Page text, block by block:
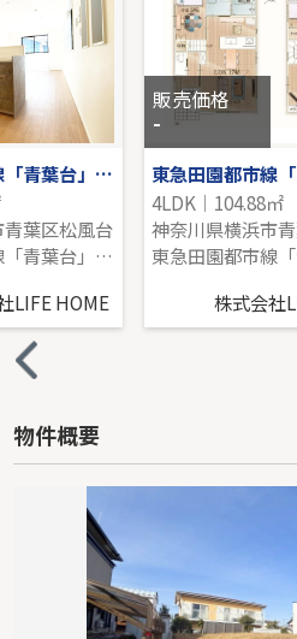
-｜3LDK
販売
東急田園都市線「青葉台」新築分譲
葉区松風台
東急田園都市線「青葉台」駅 徒歩17分
LIFE HOME
販売価格
-
4LDK｜104.88㎡
株式会社
物件概要